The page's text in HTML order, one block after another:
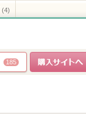
(4)
185